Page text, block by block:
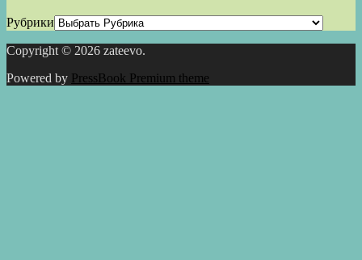
Рубрики
Copyright © 2026 zateevo.
Powered by PressBook Premium theme